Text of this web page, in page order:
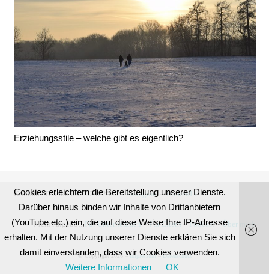
Erziehungsstile – welche gibt es eigentlich?
Kontakt:Telefon 089 62422545 –Instagram–LinkedIn
Mein Angebot: Für Unternehmen–Für Eltern –Podcast–Über mich
© Copyright 2026 –Impressum–Datenschutz
Cookies erleichtern die Bereitstellung unserer Dienste.
Darüber hinaus binden wir Inhalte von Drittanbietern
(YouTube etc.) ein, die auf diese Weise Ihre IP-Adresse
erhalten. Mit der Nutzung unserer Dienste erklären Sie sich
damit einverstanden, dass wir Cookies verwenden.
Weitere Informationen
OK